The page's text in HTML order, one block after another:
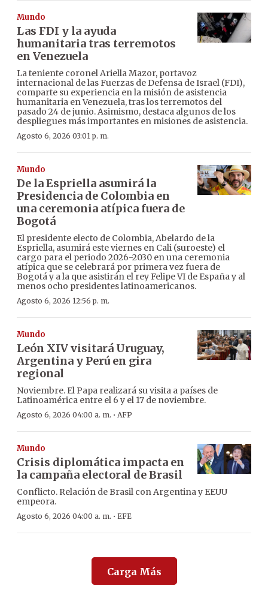
Mundo
Las FDI y la ayuda
humanitaria tras terremotos
en Venezuela
La teniente coronel Ariella Mazor, portavoz
internacional de las Fuerzas de Defensa de Israel (FDI),
comparte su experiencia en la misión de asistencia
humanitaria en Venezuela, tras los terremotos del
pasado 24 de junio. Asimismo, destaca algunos de los
despliegues más importantes en misiones de asistencia.
Agosto 6, 2026 03:01 p. m.
Mundo
De la Espriella asumirá la
Presidencia de Colombia en
una ceremonia atípica fuera de
Bogotá
El presidente electo de Colombia, Abelardo de la
Espriella, asumirá este viernes en Cali (suroeste) el
cargo para el periodo 2026-2030 en una ceremonia
atípica que se celebrará por primera vez fuera de
Bogotá y a la que asistirán el rey Felipe VI de España y al
menos ocho presidentes latinoamericanos.
Agosto 6, 2026 12:56 p. m.
Mundo
León XIV visitará Uruguay,
Argentina y Perú en gira
regional
Noviembre. El Papa realizará su visita a países de
Latinoamérica entre el 6 y el 17 de noviembre.
Agosto 6, 2026 04:00 a. m. · AFP
Mundo
Crisis diplomática impacta en
la campaña electoral de Brasil
Conflicto. Relación de Brasil con Argentina y EEUU
empeora.
Agosto 6, 2026 04:00 a. m. · EFE
Carga Más